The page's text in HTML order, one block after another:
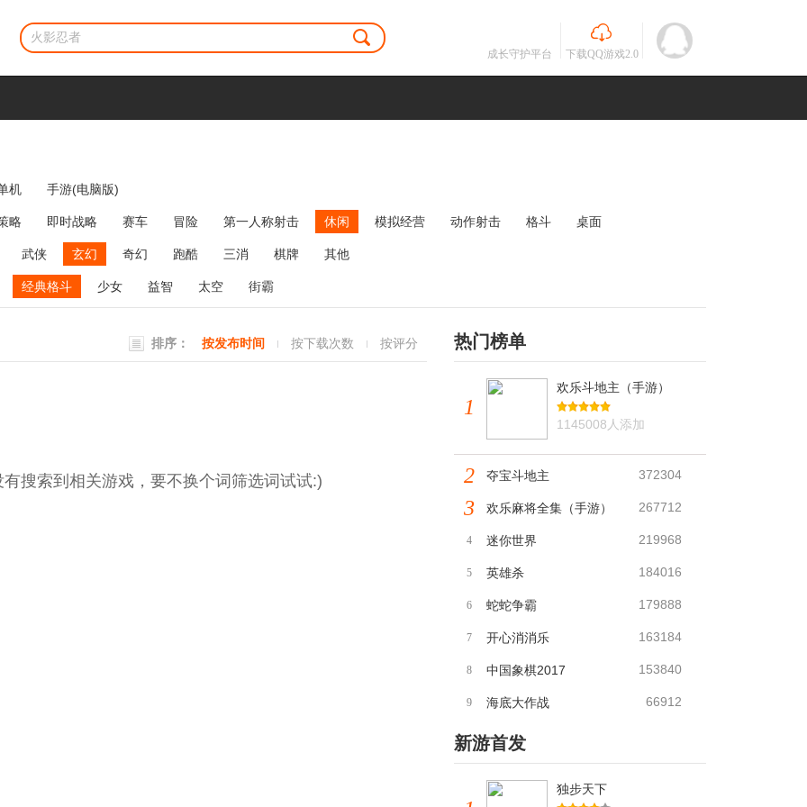
成长守护平台 下载QQ游戏2.0
机 手游(电脑版)
略 即时战略 赛车 冒险 第一人称射击 休闲 模拟经营 动作射击 格斗
桌面
牌类
麻将 网络游戏 弹幕射击 策略塔防
武侠 玄幻 奇幻 跑酷 三消 棋牌 其他
经典格斗 少女 益智 太空 街霸
排序： 按发布时间 按下载次数 按评分
搜索到相关游戏，要不换个词筛选词试试:)
热门榜单
1
欢乐斗地主（手游）
1145008人添加
2 夺宝斗地主 372304
3 欢乐麻将全集（手游） 267712
4 迷你世界 219968
5 英雄杀 184016
6 蛇蛇争霸 179888
7 开心消消乐 163184
8 中国象棋2017 153840
9 海底大作战 66912
新游首发
独步天下